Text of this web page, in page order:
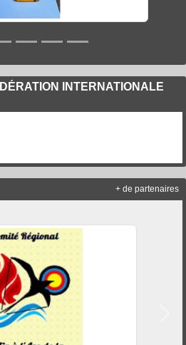
INTERNATIONALE
+ de partenaires